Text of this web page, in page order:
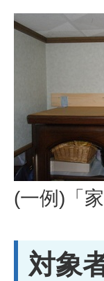
(一例)「
対象